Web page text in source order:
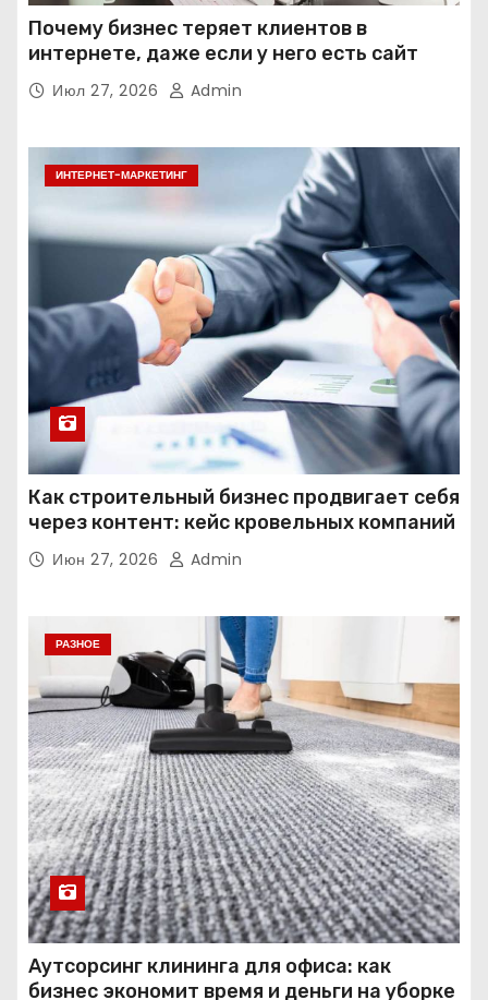
Почему бизнес теряет клиентов в
интернете, даже если у него есть сайт
Июл 27, 2026 Admin
ИНТЕРНЕТ-МАРКЕТИНГ
Как строительный бизнес продвигает себя
через контент: кейс кровельных компаний
Июн 27, 2026 Admin
РАЗНОЕ
Аутсорсинг клининга для офиса: как
бизнес экономит время и деньги на уборке